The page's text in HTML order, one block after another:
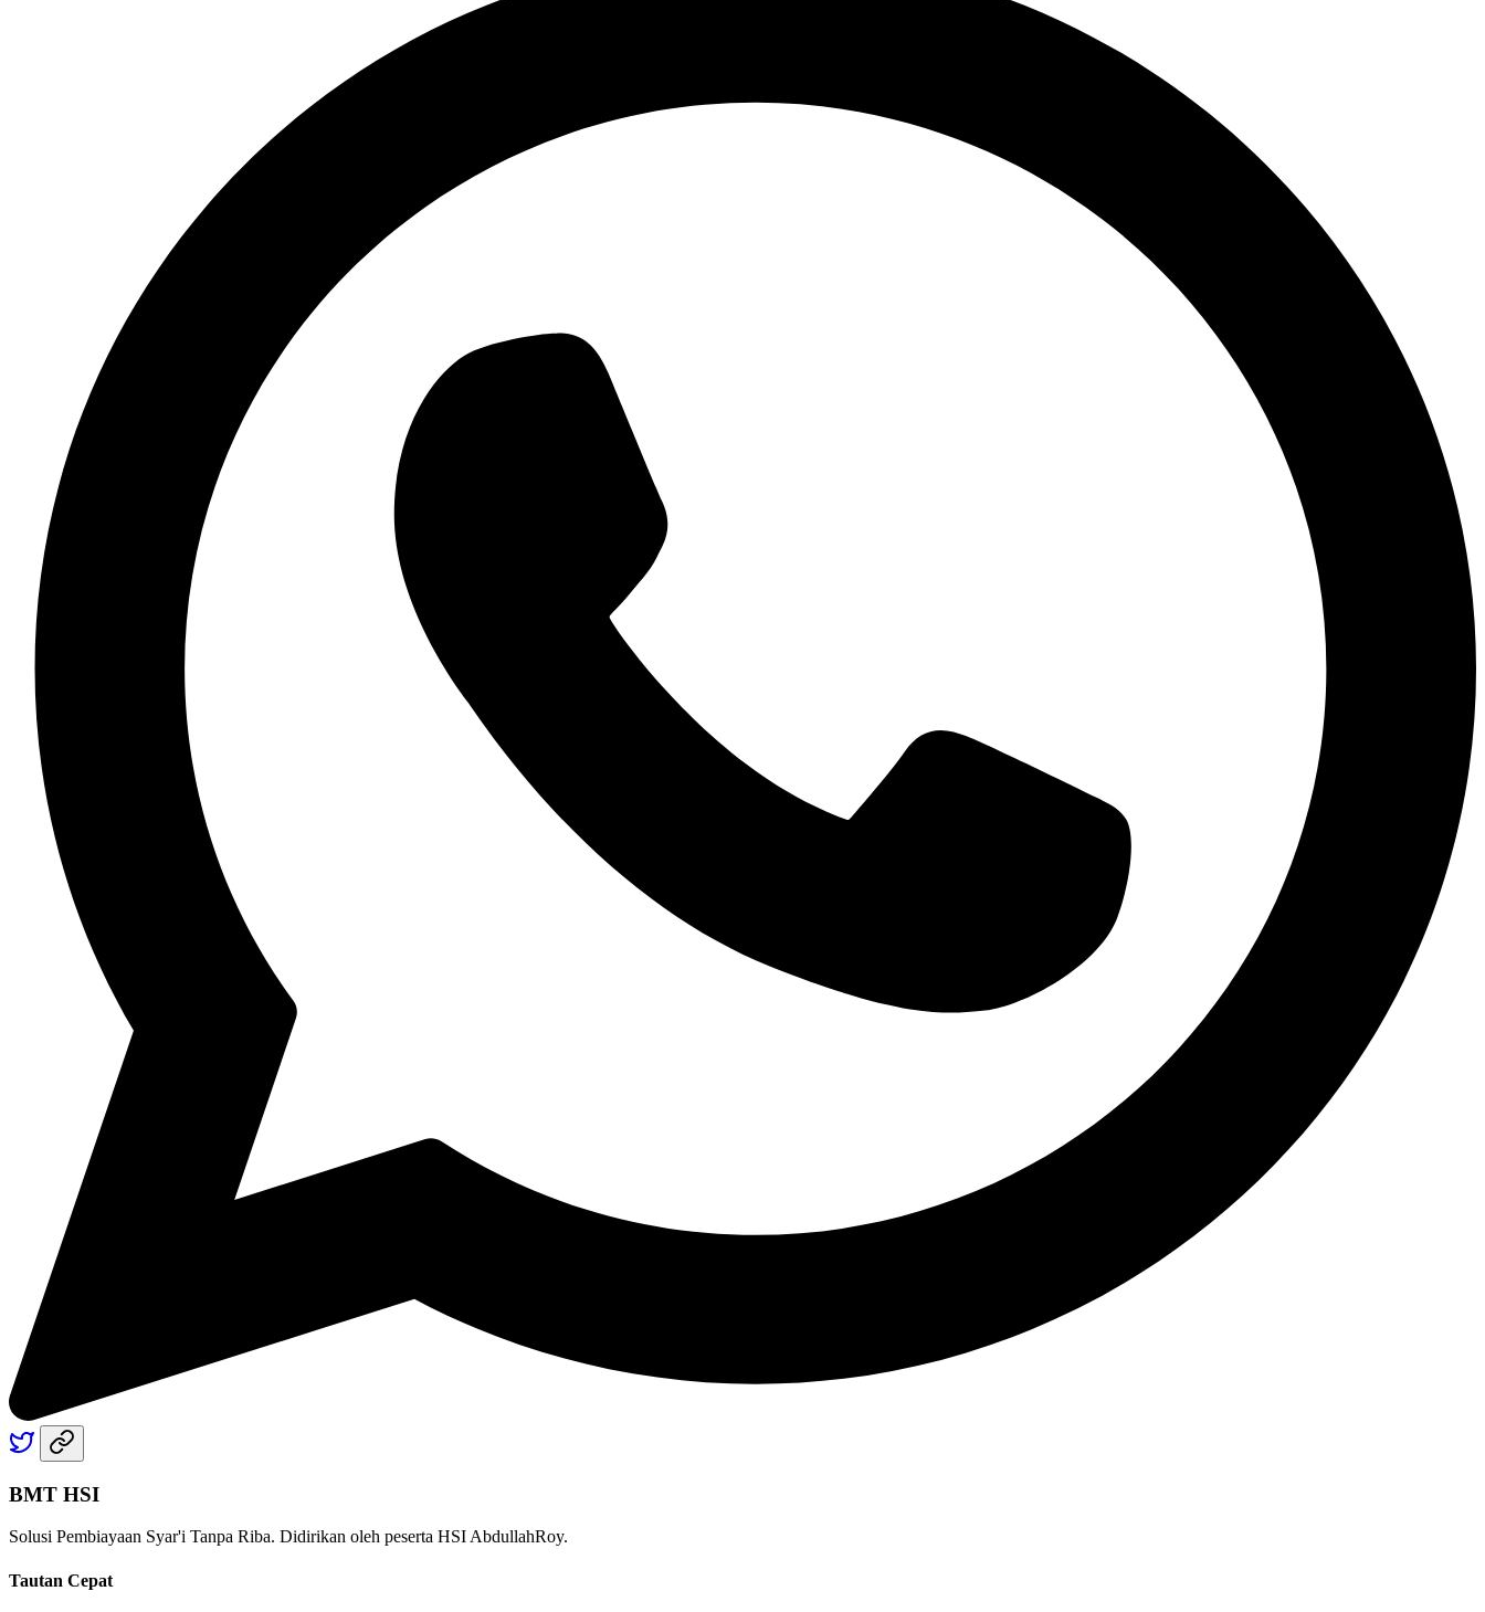
BMT HSI
Solusi Pembiayaan Syar'i Tanpa Riba. Didirikan oleh peserta HSI AbdullahRoy.
Tautan Cepat